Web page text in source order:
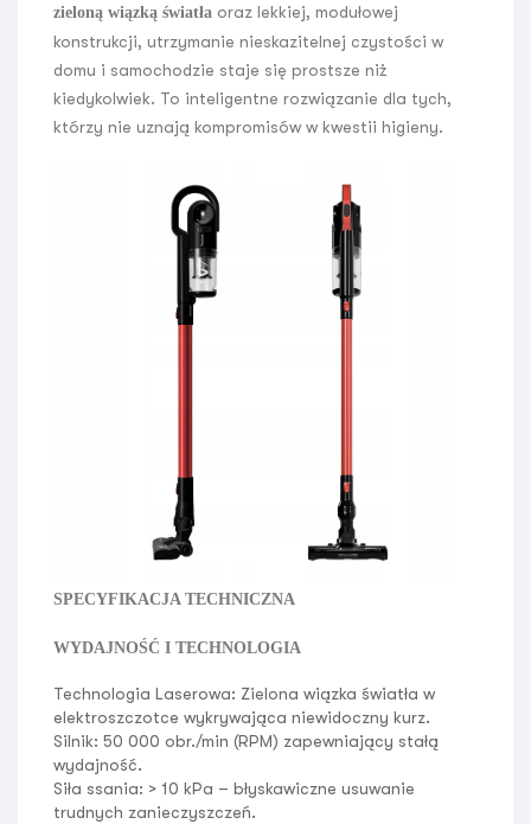
zieloną wiązką światła oraz lekkiej, modułowej
konstrukcji, utrzymanie nieskazitelnej czystości w
domu i samochodzie staje się prostsze niż
kiedykolwiek. To inteligentne rozwiązanie dla tych,
którzy nie uznają kompromisów w kwestii higieny.
SPECYFIKACJA TECHNICZNA
WYDAJNOŚĆ I TECHNOLOGIA
Technologia Laserowa: Zielona wiązka światła w
elektroszczotce wykrywająca niewidoczny kurz.
Silnik: 50 000 obr./min (RPM) zapewniający stałą
wydajność.
Siła ssania: > 10 kPa – błyskawiczne usuwanie
trudnych zanieczyszczeń.